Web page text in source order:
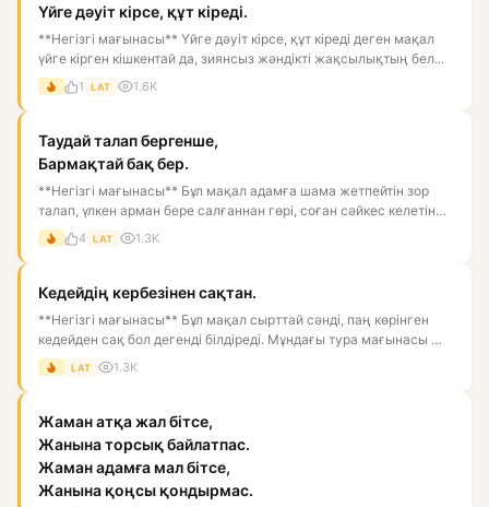
Үйге дәуіт кірсе, құт кіреді.
**Негізгі мағынасы** Үйге дәуіт кірсе, құт кіреді деген мақал
үйге кірген кішкентай да, зиянсыз жәндікті жақсылықтың бел...
1 LAT 1.6K
Таудай талап бергенше,
Бармақтай бақ бер.
**Негізгі мағынасы** Бұл мақал адамға шама жетпейтін зор
талап, үлкен арман бере салғаннан гөрі, соған сәйкес келетін
ба...
4 LAT 1.3K
Кедейдің кербезінен сақтан.
**Негізгі мағынасы** Бұл мақал сырттай сәнді, паң көрінген
кедейден сақ бол дегенді білдіреді. Мұндағы тура мағынасы —
к...
LAT 1.3K
Жаман атқа жал бітсе,
Жанына торсық байлатпас.
Жаман адамға мал бітсе,
Жанына қоңсы қондырмас.